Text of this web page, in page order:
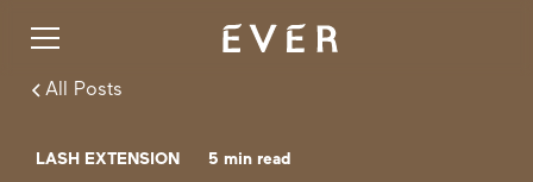
All Posts
LASH EXTENSION 5 min read